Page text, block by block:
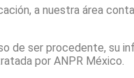
a nuestra área
de ser procedente, su
por ANPR México.